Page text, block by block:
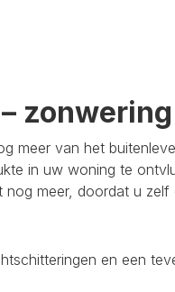
meer van het
in uw woning te
meer, doordat u zelf
en een